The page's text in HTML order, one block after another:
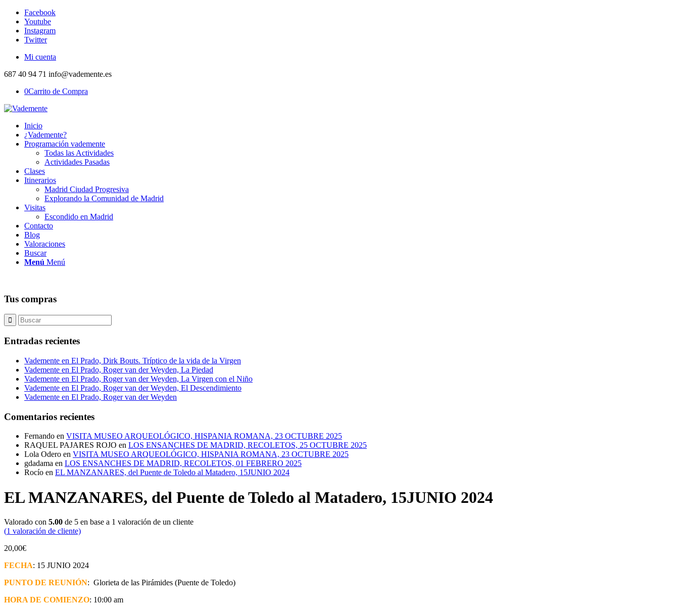
Facebook
Youtube
Instagram
Twitter
Mi cuenta
687 40 94 71 info@vademente.es
0Carrito de Compra
Inicio
¿Vademente?
Programación vademente
Todas las Actividades
Actividades Pasadas
Clases
Itinerarios
Madrid Ciudad Progresiva
Explorando la Comunidad de Madrid
Visitas
Escondido en Madrid
Contacto
Blog
Valoraciones
Buscar
Menú Menú
Tus compras
Entradas recientes
Vademente en El Prado, Dirk Bouts. Tríptico de la vida de la Virgen
Vademente en El Prado, Roger van der Weyden, La Piedad
Vademente en El Prado, Roger van der Weyden, La Virgen con el Niño
Vademente en El Prado, Roger van der Weyden, El Descendimiento
Vademente en El Prado, Roger van der Weyden
Comentarios recientes
Fernando en VISITA MUSEO ARQUEOLÓGICO, HISPANIA ROMANA, 23 OCTUBRE 2025
RAQUEL PAJARES ROJO en LOS ENSANCHES DE MADRID, RECOLETOS, 25 OCTUBRE 2025
Lola Odero en VISITA MUSEO ARQUEOLÓGICO, HISPANIA ROMANA, 23 OCTUBRE 2025
gdadama en LOS ENSANCHES DE MADRID, RECOLETOS, 01 FEBRERO 2025
Rocío en EL MANZANARES, del Puente de Toledo al Matadero, 15JUNIO 2024
EL MANZANARES, del Puente de Toledo al Matadero, 15JUNIO 2024
Valorado con 5.00 de 5 en base a 1 valoración de un cliente
(1 valoración de cliente)
20,00€
FECHA: 15 JUNIO 2024
PUNTO DE REUNIÓN: Glorieta de las Pirámides (Puente de Toledo)
HORA DE COMIENZO: 10:00 am